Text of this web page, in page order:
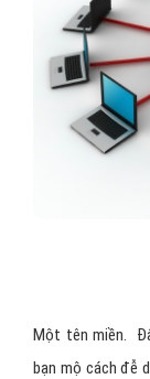
Một tên miền.
bạn mộ cách đễ